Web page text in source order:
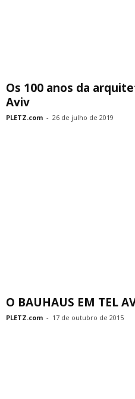
Os 100 anos da
Aviv
PLETZ.com - 26 de julho de 2019
O BAUHAUS EM TEL
PLETZ.com - 17 de outubro de 2015